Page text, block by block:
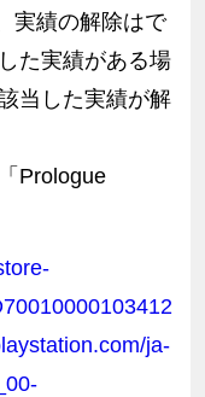
実績の解除はで
た実績がある場
当した実績が解
Prologue
ja-